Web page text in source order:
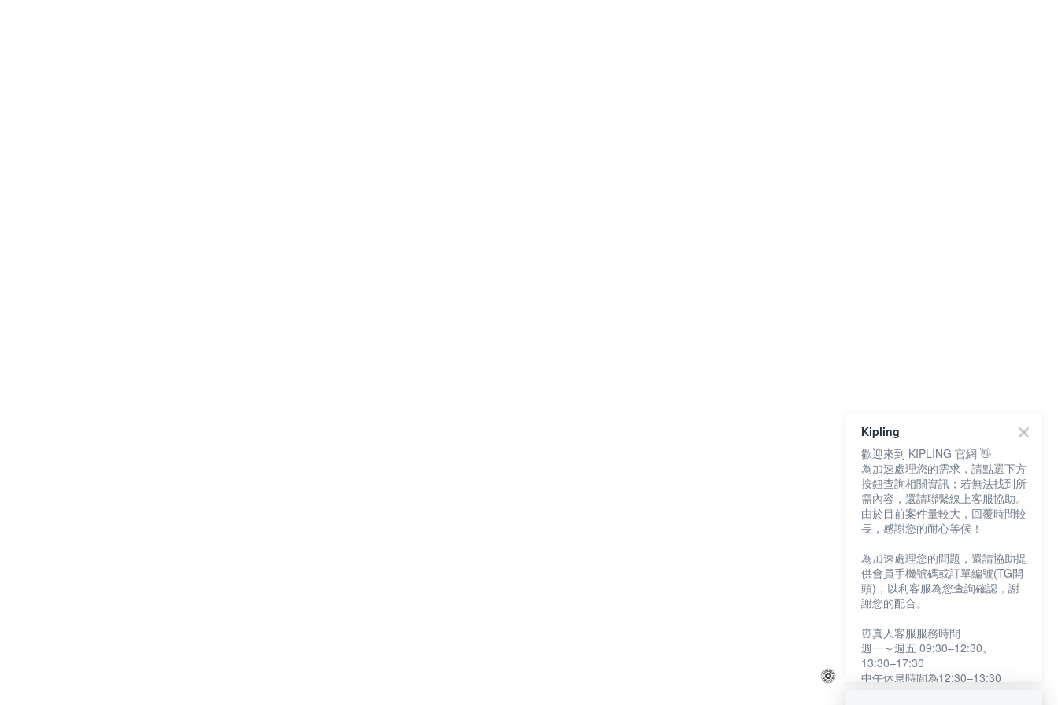
Kipling
歡迎來到 KIPLING 官網 👋
為加速處理您的需求，請點選下方
按鈕查詢相關資訊；若無法找到所
需內容，還請聯繫線上客服協助。
由於目前案件量較大，回覆時間較
長，感謝您的耐心等候！
為加速處理您的問題，還請協助提
供會員手機號碼或訂單編號(TG開
頭)，以利客服為您查詢確認，謝
謝您的配合。
⏰真人客服服務時間
週一～週五 09:30–12:30、
13:30–17:30
中午休息時間為12:30–13:30